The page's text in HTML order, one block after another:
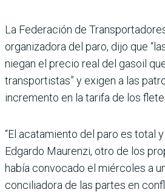
La Federación de
organizadora del paro, dijo que
niegan el precio real del gasoil
transportistas” y exigen a las
incremento en la tarifa de los
“El acatamiento del paro es total
Edgardo Maurenzi, otro de los
había convocado el miércoles a
conciliadora de las partes en